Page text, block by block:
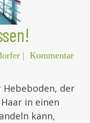
| Kommentar
der
in einen
kann,